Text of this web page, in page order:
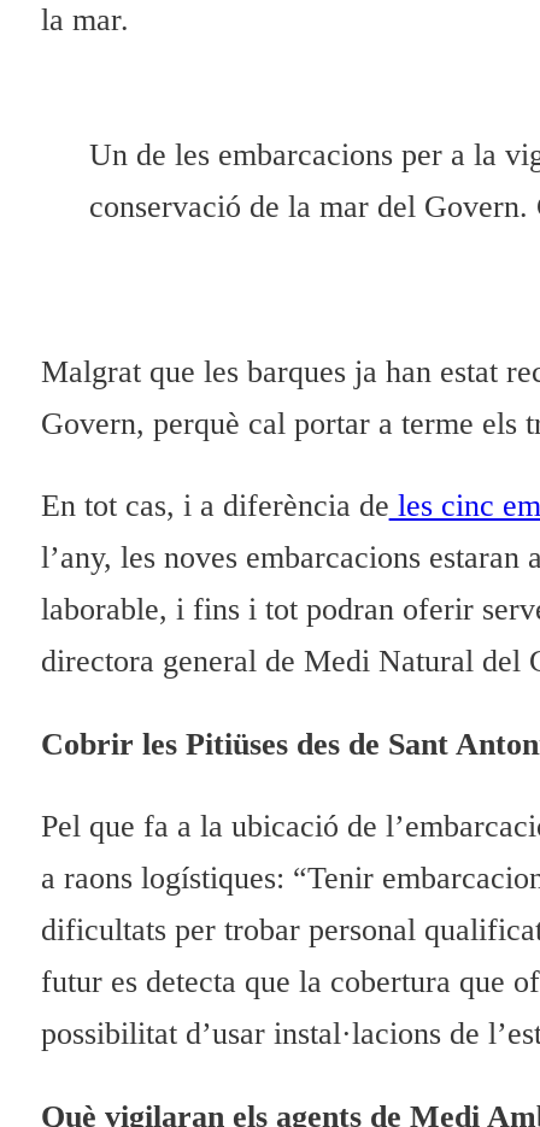
la mar.
Un de les embarcacions per a la
conservació de la mar del
Malgrat que les barques ja han estat
Govern, perquè cal portar a terme els
En tot cas, i a diferència de les cinc
l’any, les noves embarcacions
laborable, i fins i tot podran oferir
directora general de Medi Natural del
Cobrir les Pitiüses des de Sant
Pel que fa a la ubicació de
a raons logístiques: “Tenir
dificultats per trobar personal
futur es detecta que la cobertura que
possibilitat d’usar instal·lacions de
Què vigilaran els agents de Medi